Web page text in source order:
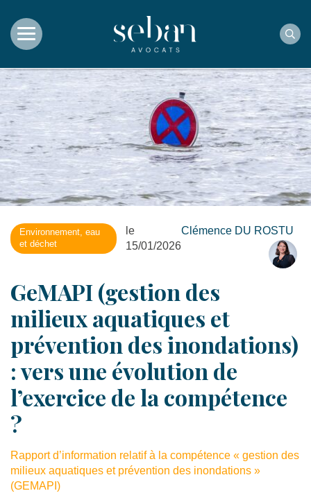
Environnement, eau
et déchet
le
15/01/2026
Clémence DU ROSTU
GeMAPI (gestion des
milieux aquatiques et
prévention des inondations)
: vers une évolution de
l’exercice de la compétence
?
Rapport d’information relatif à la compétence « gestion des
milieux aquatiques et prévention des inondations »
(GEMAPI)